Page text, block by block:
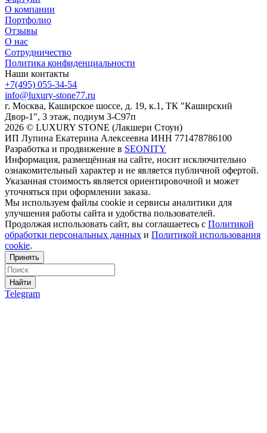
О компании
Портфолио
Отзывы
О нас
Сотрудничество
Политика конфиденциальности
Наши контакты
+7(495) 055-34-54
info@luxury-stone77.ru
г. Москва, Каширское шоссе, д. 19, к.1, ТК "Каширский
Двор-1", 3 этаж, подиум 3-С97п
2026 © LUXURY STONE (Лакшери Стоун)
ИП Лупина Екатерина Алексеевна ИНН 771478786100
Разработка и продвижение в SEONITY
Информация, размещённая на сайте, носит исключительно
ознакомительный характер и не является публичной офертой.
Указанная стоимость является ориентировочной и может
уточняться при оформлении заказа.
Мы используем файлы cookie и сервисы аналитики для
улучшения работы сайта и удобства пользователей.
Продолжая использовать сайт, вы соглашаетесь с Политикой
обработки персональных данных и Политикой использования
cookie.
Принять
Найти
Telegram